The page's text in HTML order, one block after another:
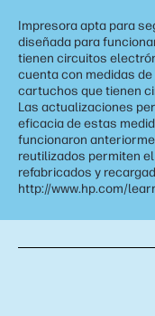
Impresora apta para
diseñada para
tienen circuitos
cuenta con medidas
cartuchos que tienen
Las actualizaciones
eficacia de estas
funcionaron
reutilizados permiten
refabricados y
http://www.hp.com/